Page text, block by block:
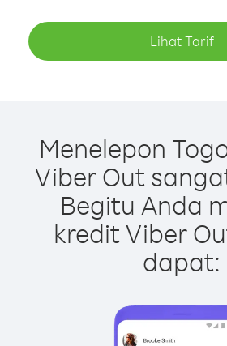
Lihat Tarif
Menelepon
Viber Out
Begitu Anda
kredit Viber
dapat: